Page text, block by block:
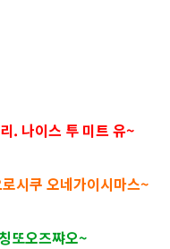
. 나이스 투 미트 유~
시쿠 오네가이시마스~
또오즈쨔오~